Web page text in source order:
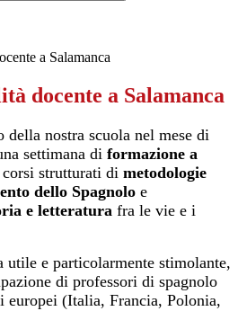
a Salamanca
docente a Salamanca
della nostra scuola nel mese di
settimana di formazione a
orsi strutturati di metodologie
dello Spagnolo e
e letteratura fra le vie e i
utile e particolarmente stimolante,
di professori di spagnolo
europei (Italia, Francia, Polonia,